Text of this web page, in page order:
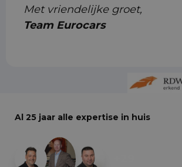
Met vriendelijke groet,
Team Eurocars
Al 25 jaar alle expertise in huis